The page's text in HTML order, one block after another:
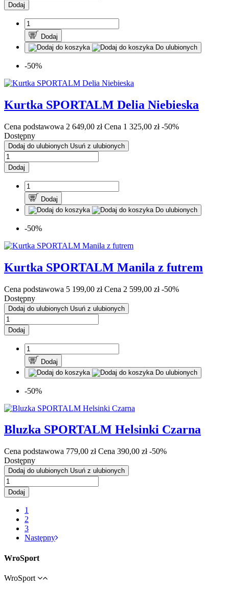
Dodaj
Dodaj
Do ulubionych
-50%
Kurtka SPORTALM Delia Niebieska
Cena podstawowa 2 649,00 zł Cena 1 325,00 zł -50%
Dostępny
Dodaj do ulubionych Usuń z ulubionych
Dodaj
Dodaj
Do ulubionych
-50%
Kurtka SPORTALM Manila z futrem
Cena podstawowa 5 199,00 zł Cena 2 599,00 zł -50%
Dostępny
Dodaj do ulubionych Usuń z ulubionych
Dodaj
Dodaj
Do ulubionych
-50%
Bluzka SPORTALM Helsinki Czarna
Cena podstawowa 779,00 zł Cena 390,00 zł -50%
Dostępny
Dodaj do ulubionych Usuń z ulubionych
Dodaj
1
2
3
Następny
WroSport
WroSport